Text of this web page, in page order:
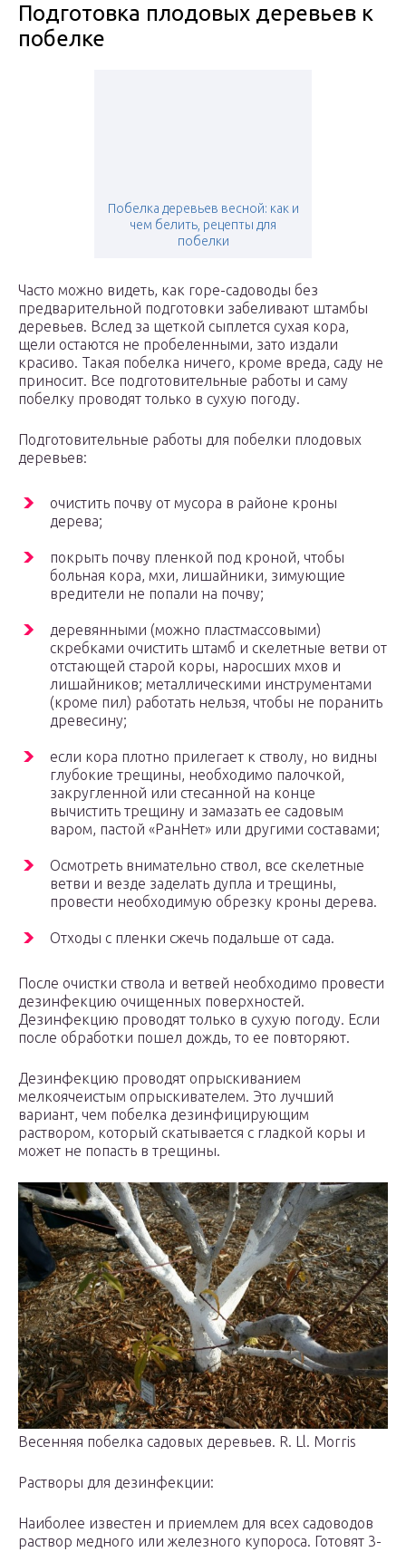
Подготовка плодовых деревьев к
побелке
Побелка деревьев весной: как и
чем белить, рецепты для
побелки
Часто можно видеть, как горе-садоводы без
предварительной подготовки забеливают штамбы
деревьев. Вслед за щеткой сыплется сухая кора,
щели остаются не пробеленными, зато издали
красиво. Такая побелка ничего, кроме вреда, саду не
приносит. Все подготовительные работы и саму
побелку проводят только в сухую погоду.
Подготовительные работы для побелки плодовых
деревьев:
очистить почву от мусора в районе кроны
дерева;
покрыть почву пленкой под кроной, чтобы
больная кора, мхи, лишайники, зимующие
вредители не попали на почву;
деревянными (можно пластмассовыми)
скребками очистить штамб и скелетные ветви от
отстающей старой коры, наросших мхов и
лишайников; металлическими инструментами
(кроме пил) работать нельзя, чтобы не поранить
древесину;
если кора плотно прилегает к стволу, но видны
глубокие трещины, необходимо палочкой,
закругленной или стесанной на конце
вычистить трещину и замазать ее садовым
варом, пастой «РанНет» или другими составами;
Осмотреть внимательно ствол, все скелетные
ветви и везде заделать дупла и трещины,
провести необходимую обрезку кроны дерева.
Отходы с пленки сжечь подальше от сада.
После очистки ствола и ветвей необходимо провести
дезинфекцию очищенных поверхностей.
Дезинфекцию проводят только в сухую погоду. Если
после обработки пошел дождь, то ее повторяют.
Дезинфекцию проводят опрыскиванием
мелкоячеистым опрыскивателем. Это лучший
вариант, чем побелка дезинфицирующим
раствором, который скатывается с гладкой коры и
может не попасть в трещины.
Весенняя побелка садовых деревьев. R. Ll. Morris
Растворы для дезинфекции:
Наиболее известен и приемлем для всех садоводов
раствор медного или железного купороса. Готовят 3-